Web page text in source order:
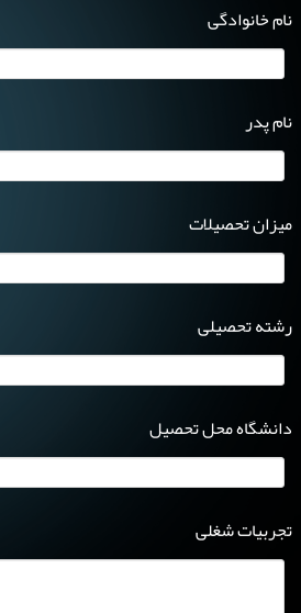
نام خانوادگی
نام پدر
میزان تحصیلات
رشته تحصیلی
دانشگاه محل تحصیل
تجربیات شغلی